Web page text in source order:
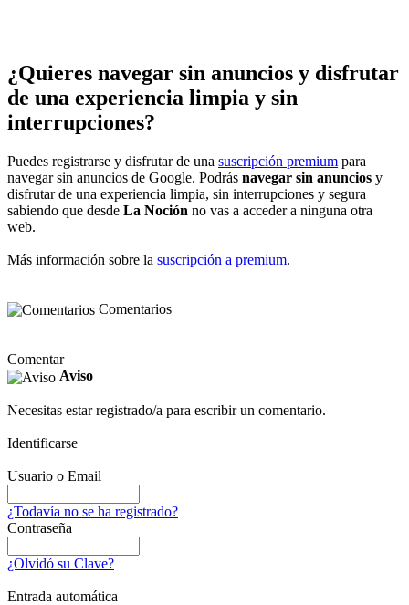
¿Quieres navegar sin anuncios y disfrutar
de una experiencia limpia y sin
interrupciones?
Puedes registrarse y disfrutar de una suscripción premium para
navegar sin anuncios de Google. Podrás navegar sin anuncios y
disfrutar de una experiencia limpia, sin interrupciones y segura
sabiendo que desde La Noción no vas a acceder a ninguna otra
web.
Más información sobre la suscripción a premium.
Comentarios
Comentar
Aviso
Necesitas estar registrado/a para escribir un comentario.
Identificarse
Usuario o Email
¿Todavía no se ha registrado?
Contraseña
¿Olvidó su Clave?
Entrada automática